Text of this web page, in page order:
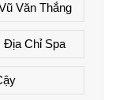
Văn Thắng
Địa Chỉ Spa